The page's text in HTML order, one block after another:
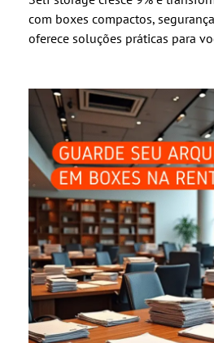
com boxes compactos,
oferece soluções práticas para